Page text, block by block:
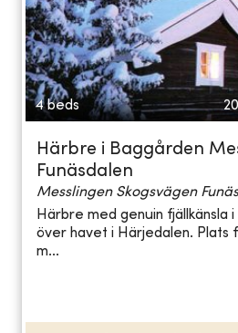
4 beds
Härbre i Baggården
Funäsdalen
Messlingen Skogsvägen
Härbre med genuin fjällkänsla
över havet i Härjedalen. Plats
m...